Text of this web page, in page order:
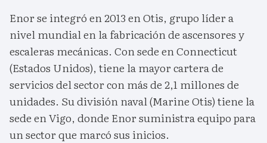
Enor se integró en 2013 en Otis, grupo líder a
nivel mundial en la fabricación de ascensores y
escaleras mecánicas. Con sede en Connecticut
(Estados Unidos), tiene la mayor cartera de
servicios del sector con más de 2,1 millones de
unidades. Su división naval (Marine Otis) tiene la
sede en Vigo, donde Enor suministra equipo para
un sector que marcó sus inicios.